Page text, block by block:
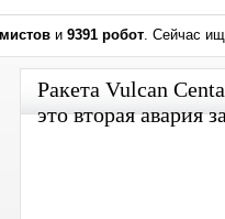
и 9391 робот. Сейчас
Ракета Vulcan
это вторая авария